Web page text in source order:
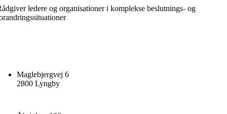
ledere og organisationer i komplekse beslutnings- og
Maglebjergvej 6
2800 Lyngby